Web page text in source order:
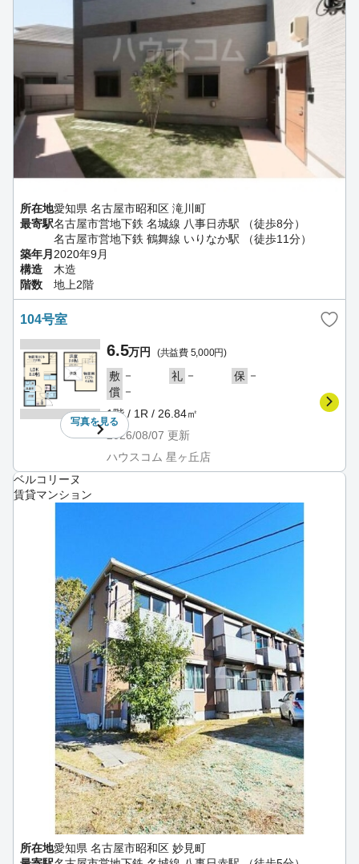
所在地愛知県 名古屋市昭和区 滝川町
最寄駅名古屋市営地下鉄 名城線 八事日赤駅 （徒歩8分）
名古屋市営地下鉄 鶴舞線 いりなか駅 （徒歩11分）
築年月 2020年9月
構造
木造
階数
地上2階
104号室
写真を見る
6.5万円 (共益費 5,000円)
敷 － 礼 － 保 －
償 －
1階 / 1R / 26.84㎡
2026/08/07 更新
ハウスコム 星ヶ丘店
ベルコリーヌ
賃貸マンション
所在地愛知県 名古屋市昭和区 妙見町